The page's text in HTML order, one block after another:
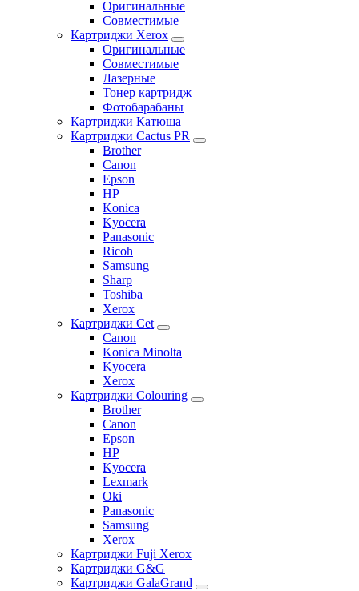
Оригинальные
Совместимые
Картриджи Xerox
Оригинальные
Совместимые
Лазерные
Тонер картридж
Фотобарабаны
Картриджи Катюша
Картриджи Cactus PR
Brother
Canon
Epson
HP
Konica
Kyocera
Panasonic
Ricoh
Samsung
Sharp
Toshiba
Xerox
Картриджи Cet
Canon
Konica Minolta
Kyocera
Xerox
Картриджи Colouring
Brother
Canon
Epson
HP
Kyocera
Lexmark
Oki
Panasonic
Samsung
Xerox
Картриджи Fuji Xerox
Картриджи G&G
Картриджи GalaGrand